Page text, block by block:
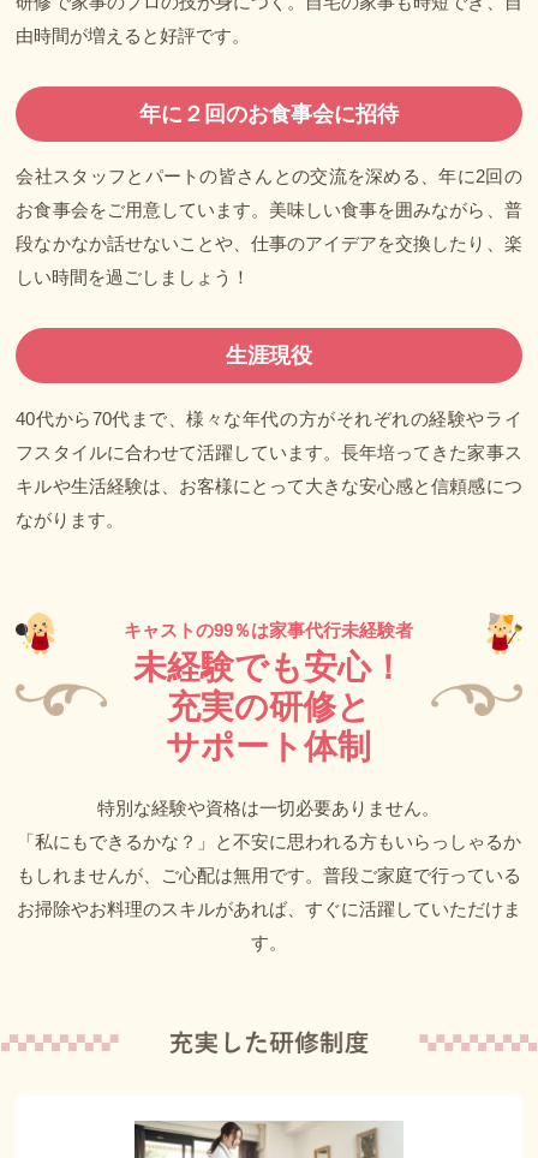
由時間が増えると好評です。
年に２回のお食事会に招待
会社スタッフとパートの皆さんとの交流を深める、年に2回の
お食事会をご用意しています。美味しい食事を囲みながら、普
段なかなか話せないことや、仕事のアイデアを交換したり、楽
しい時間を過ごしましょう！
生涯現役
40代から70代まで、様々な年代の方がそれぞれの経験やライ
フスタイルに合わせて活躍しています。長年培ってきた家事ス
キルや生活経験は、お客様にとって大きな安心感と信頼感につ
ながります。
キャストの99％は家事代行未経験者
未経験でも安心！
充実の研修と
サポート体制
特別な経験や資格は一切必要ありません。
「私にもできるかな？」と不安に思われる方もいらっしゃるか
もしれませんが、ご心配は無用です。普段ご家庭で行っている
お掃除やお料理のスキルがあれば、すぐに活躍していただけま
す。